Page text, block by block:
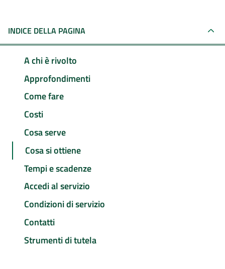
INDICE DELLA PAGINA
A chi è rivolto
Approfondimenti
Come fare
Costi
Cosa serve
Cosa si ottiene
Tempi e scadenze
Accedi al servizio
Condizioni di servizio
Contatti
Strumenti di tutela